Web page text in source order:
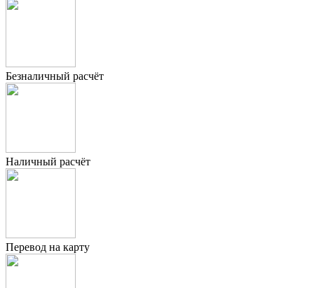
Безналичный расчёт
Наличный расчёт
Перевод на карту